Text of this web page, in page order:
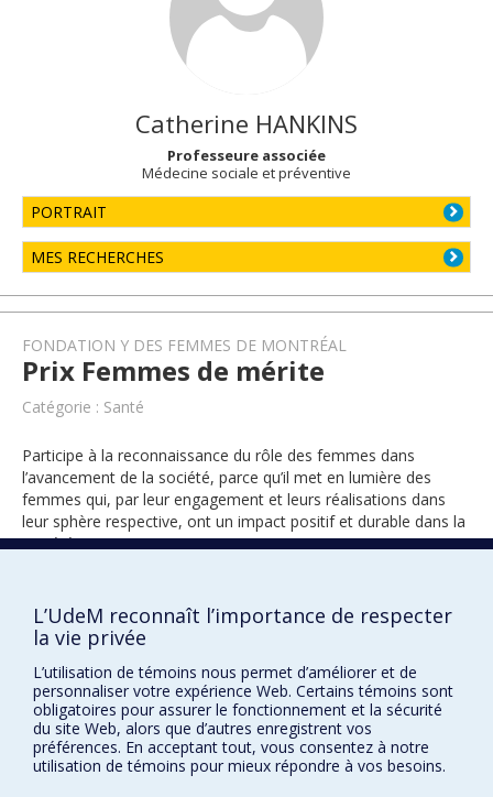
Catherine HANKINS
Professeure associée
Médecine sociale et préventive
PORTRAIT
MES RECHERCHES
FONDATION Y DES FEMMES DE MONTRÉAL
Prix Femmes de mérite
Catégorie : Santé
Participe à la reconnaissance du rôle des femmes dans
l’avancement de la société, parce qu’il met en lumière des
femmes qui, par leur engagement et leurs réalisations dans
leur sphère respective, ont un impact positif et durable dans la
société.
1994
L’UdeM reconnaît l’importance de respecter
la vie privée
L’utilisation de témoins nous permet d’améliorer et de
personnaliser votre expérience Web. Certains témoins sont
obligatoires pour assurer le fonctionnement et la sécurité
du site Web, alors que d’autres enregistrent vos
préférences. En acceptant tout, vous consentez à notre
utilisation de témoins pour mieux répondre à vos besoins.